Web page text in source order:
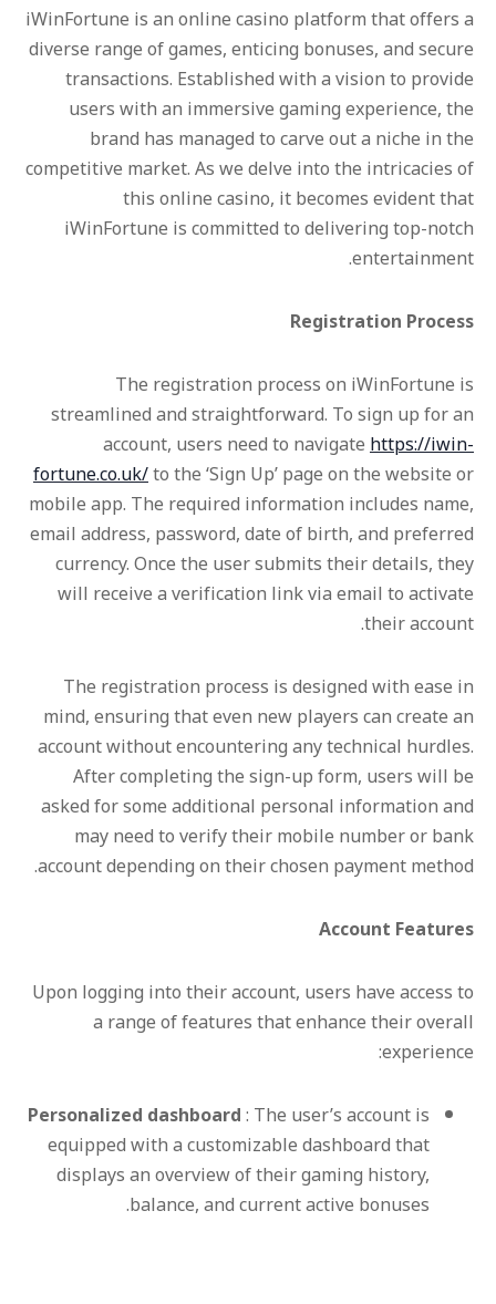
iWinFortune is an online casino platform that offers a
diverse range of games, enticing bonuses, and secure
transactions. Established with a vision to provide
users with an immersive gaming experience, the
brand has managed to carve out a niche in the
competitive market. As we delve into the intricacies of
this online casino, it becomes evident that
iWinFortune is committed to delivering top-notch
entertainment.
Registration Process
The registration process on iWinFortune is
streamlined and straightforward. To sign up for an
account, users need to navigatehttps://iwin-
fortune.co.uk/to the ‘Sign Up’ page on the website or
mobile app. The required information includes name,
email address, password, date of birth, and preferred
currency. Once the user submits their details, they
will receive a verification link via email to activate
their account.
The registration process is designed with ease in
mind, ensuring that even new players can create an
account without encountering any technical hurdles.
After completing the sign-up form, users will be
asked for some additional personal information and
may need to verify their mobile number or bank
account depending on their chosen payment method.
Account Features
Upon logging into their account, users have access to
a range of features that enhance their overall
experience:
Personalized dashboard: The user’s account is
equipped with a customizable dashboard that
displays an overview of their gaming history,
balance, and current active bonuses.